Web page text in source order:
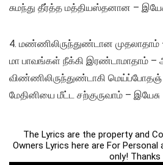
சுமந்து தீர்த்த மத்தியஸ்தனான –
4. மண்ணிலிருந்துண்டான
மா பாவங்கள் நீக்கி இரண்டாமாதாம்
விண்ணிலிருந்துண்டாகி மெய்ப்போதஞ்
மேதினியை மீட்ட சற்குருவாம் – இயேசு
The Lyrics are the property and
Owners Lyrics here are For Personal
only! Thanks